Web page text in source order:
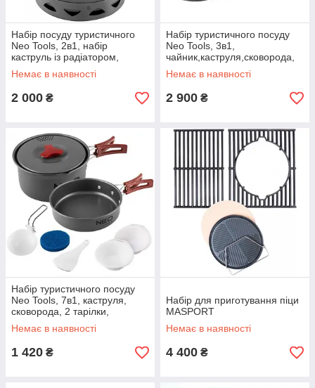
Набір посуду туристичного
Neo Tools, 2в1, набір
каструль із радіатором,
сертифікат LFGB, чохол
Немає в наявності
2 000 ₴
Набір туристичного посуду
Neo Tools, 3в1,
чайник,каструля,сковорода,
складні ручки, сертифікат
LFGB
Немає в наявності
2 900 ₴
Набір туристичного посуду
Neo Tools, 7в1, каструля,
сковорода, 2 тарілки,
половник, лопатка, губка,
сертифікат LFGB
Немає в наявності
1 420 ₴
Набір для приготування піци
MASPORT
Немає в наявності
4 400 ₴